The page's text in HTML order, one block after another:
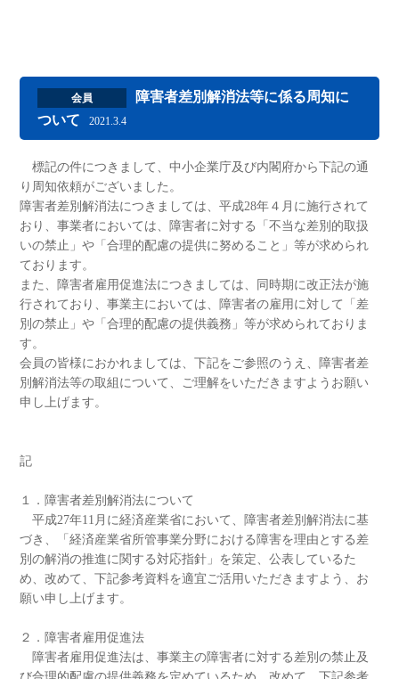
会員
障害者差別解消法等に係る周知に
ついて
2021.3.4
標記の件につきまして、中小企業庁及び内閣府から下記の通
り周知依頼がございました。
障害者差別解消法につきましては、平成28年４月に施行されて
おり、事業者においては、障害者に対する「不当な差別的取扱
いの禁止」や「合理的配慮の提供に努めること」等が求められ
ております。
また、障害者雇用促進法につきましては、同時期に改正法が施
行されており、事業主においては、障害者の雇用に対して「差
別の禁止」や「合理的配慮の提供義務」等が求められておりま
す。
会員の皆様におかれましては、下記をご参照のうえ、障害者差
別解消法等の取組について、ご理解をいただきますようお願い
申し上げます。
記
１．障害者差別解消法について
平成27年11月に経済産業省において、障害者差別解消法に基
づき、「経済産業省所管事業分野における障害を理由とする差
別の解消の推進に関する対応指針」を策定、公表しているた
め、改めて、下記参考資料を適宜ご活用いただきますよう、お
願い申し上げます。
２．障害者雇用促進法
障害者雇用促進法は、事業主の障害者に対する差別の禁止及